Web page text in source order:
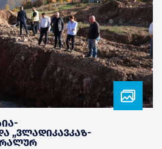
„ვლადიკავკაზ-